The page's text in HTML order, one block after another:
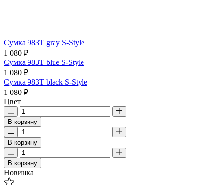
Сумка 983T gray S-Style
1 080 ₽
Сумка 983T blue S-Style
1 080 ₽
Сумка 983T black S-Style
1 080 ₽
Цвет
В корзину
В корзину
В корзину
Новинка